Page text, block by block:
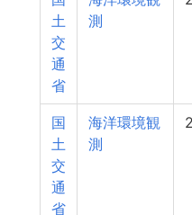
土
交
通
省
測
国
土
交
通
省
海洋環境観
測